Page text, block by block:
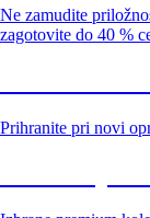
Ne zamudite
zagotovite do 40 %
Prihranite pri novi